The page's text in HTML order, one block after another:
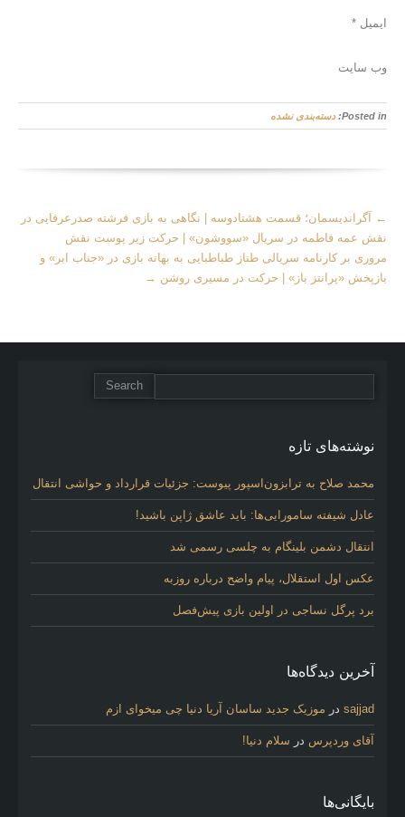
ایمیل *
وب‌ سایت
Posted in: دسته‌بندی نشده
More
Articles
← آگراندیسمان؛ قسمت هشتادوسه | نگاهی به بازی فرشته صدرعرفایی در
نقش عمه فاطمه در سریال «سووشون» | حرکت زیر پوست نقش
مروری بر کارنامه سریالی طناز طباطبایی به بهانه بازی در «جناب ابر» و
بازپخش «پرانتز‌ باز» | حرکت در مسیری روشن →
نوشته‌های تازه
محمد صلاح به ترابزون‌اسپور پیوست: جزئیات قرارداد و حواشی انتقال
عادل شیفته سامورایی‌ها: باید عاشق ژاپن باشید!
انتقال دشمن بلینگام به چلسی رسمی شد
عکس اول استقلال، پیام واضح درباره روزبه
برد پرگل نساجی در اولین بازی پیش‌فصل
آخرین دیدگاه‌ها
sajjad در موزیک جدید ساسان آریا دنیا چی میخوای ازم
آقای وردپرس در سلام دنیا!
بایگانی‌ها